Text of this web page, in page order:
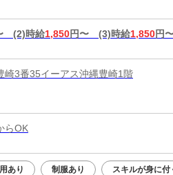
(2)時給1,850円〜 (3)時給1,850円
崎3番35イーアス沖縄豊崎1階
らOK
あり 制服あり スキルが身に付